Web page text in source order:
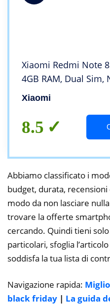
Xiaomi Redmi Note
4GB RAM, Dual Sim,
Xiaomi
8.5
Abbiamo classificato i
budget, durata,
modo da non lasciare
trovare la offerte
cercando. Quindi tieni
particolari, sfoglia
soddisfa la tua lista di
Navigazione rapida:
black friday | La guida